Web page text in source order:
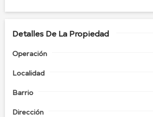
Detalles De La Propiedad
Operación
Localidad
Barrio
Dirección